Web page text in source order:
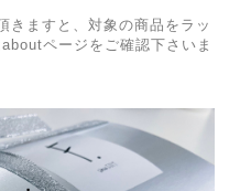
ますと、対象の商品をラッ
ページをご確認下さいま